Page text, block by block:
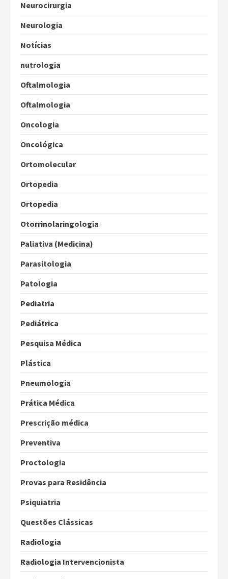
Neurocirurgia
Neurologia
Notícias
nutrologia
Oftalmologia
Oftalmologia
Oncologia
Oncológica
Ortomolecular
Ortopedia
Ortopedia
Otorrinolaringologia
Paliativa (Medicina)
Parasitologia
Patologia
Pediatria
Pediátrica
Pesquisa Médica
Plástica
Pneumologia
Prática Médica
Prescrição médica
Preventiva
Proctologia
Provas para Residência
Psiquiatria
Questões Clássicas
Radiologia
Radiologia Intervencionista